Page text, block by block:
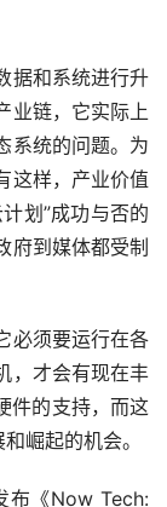
据和系统进行升
业链，它实际上
系统的问题。为
这样，产业价值
划”成功与否的
府到媒体都受制
必须要运行在各
，才会有现在丰
件的支持，而这
崛起的机会。
布《Now Tech: